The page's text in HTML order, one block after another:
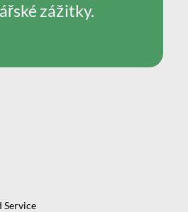
zážitky.
Service